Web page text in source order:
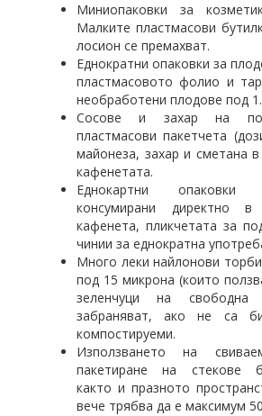
Миниопаковки за
Малките пластмасови
лосион се премахват.
Еднократни опаковки за
пластмасовото фолио и
необработени плодове под
Сосове и захар на
пластмасови пакетчета
майонеза, захар и сметана
кафенетата.
Еднокартни
консумирани директно
кафенета, пликчетата за
чинии за еднократна
Много леки найлонови
под 15 микрона (които
зеленчуци на
забраняват, ако не са
компостируеми.
Използването на
пакетиране на стекове
както и празното
вече трябва да е максимум